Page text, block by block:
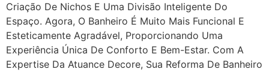
Criação De Nichos E Uma Divisão Inteligente Do
Espaço. Agora, O Banheiro É Muito Mais Funcional E
Esteticamente Agradável, Proporcionando Uma
Experiência Única De Conforto E Bem-Estar. Com A
Expertise Da Atuance Decore, Sua Reforma De Banheiro